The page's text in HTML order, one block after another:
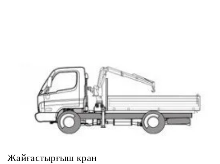
Жайғастырғыш кран